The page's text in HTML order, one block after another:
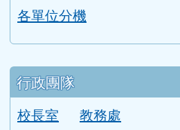
圖書館
校園平面圖
各單位分機